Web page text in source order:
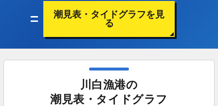
潮見表・タイドグラフを見
る
川白漁港の
潮見表・タイドグラフ